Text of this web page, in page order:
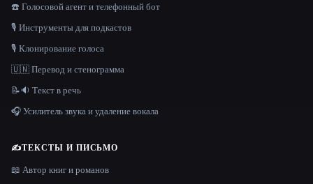
☎️ Голосовой агент и телефонный бот
🎙️ Инструменты для подкастов
🎙️ Клонирование голоса
🇺🇳 Перевод и стенограмма
📝🔉 Текст в речь
🎧 Усилитель звука и удаление вокала
✍️ТЕКСТЫ И ПИСЬМО
📖 Автор книг и романов